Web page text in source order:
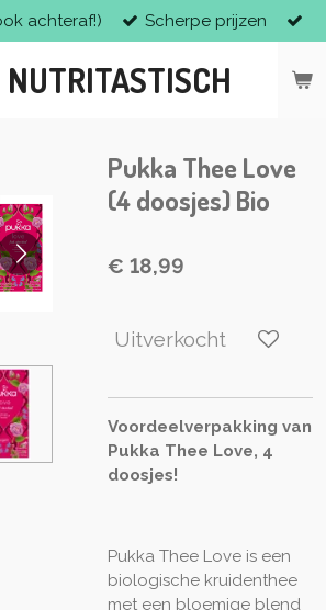
NUTRITASTISCH
achteraf!) Scherpe prijzen
Pukka Thee Love
(4 doosjes) Bio
€ 18,99
Uitverkocht
Voordeelverpakking van
Pukka Thee Love, 4
doosjes!
Pukka Thee Love is een
biologische kruidenthee
met een bloemige blend